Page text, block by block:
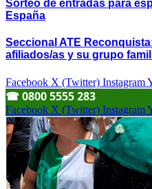
Sorteo de entradas para
España
Seccional ATE
afiliados/as y su grupo
Facebook X (Twitter) Instagram
☎︎ 0800 5555 283
Facebook X (Twitter) Instagram